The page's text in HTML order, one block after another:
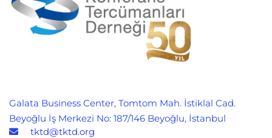
Galata Business Center, Tomtom Mah. İstiklal Cad.
Beyoğlu İş Merkezi No: 187/146 Beyoğlu, İstanbul
tktd@tktd.org